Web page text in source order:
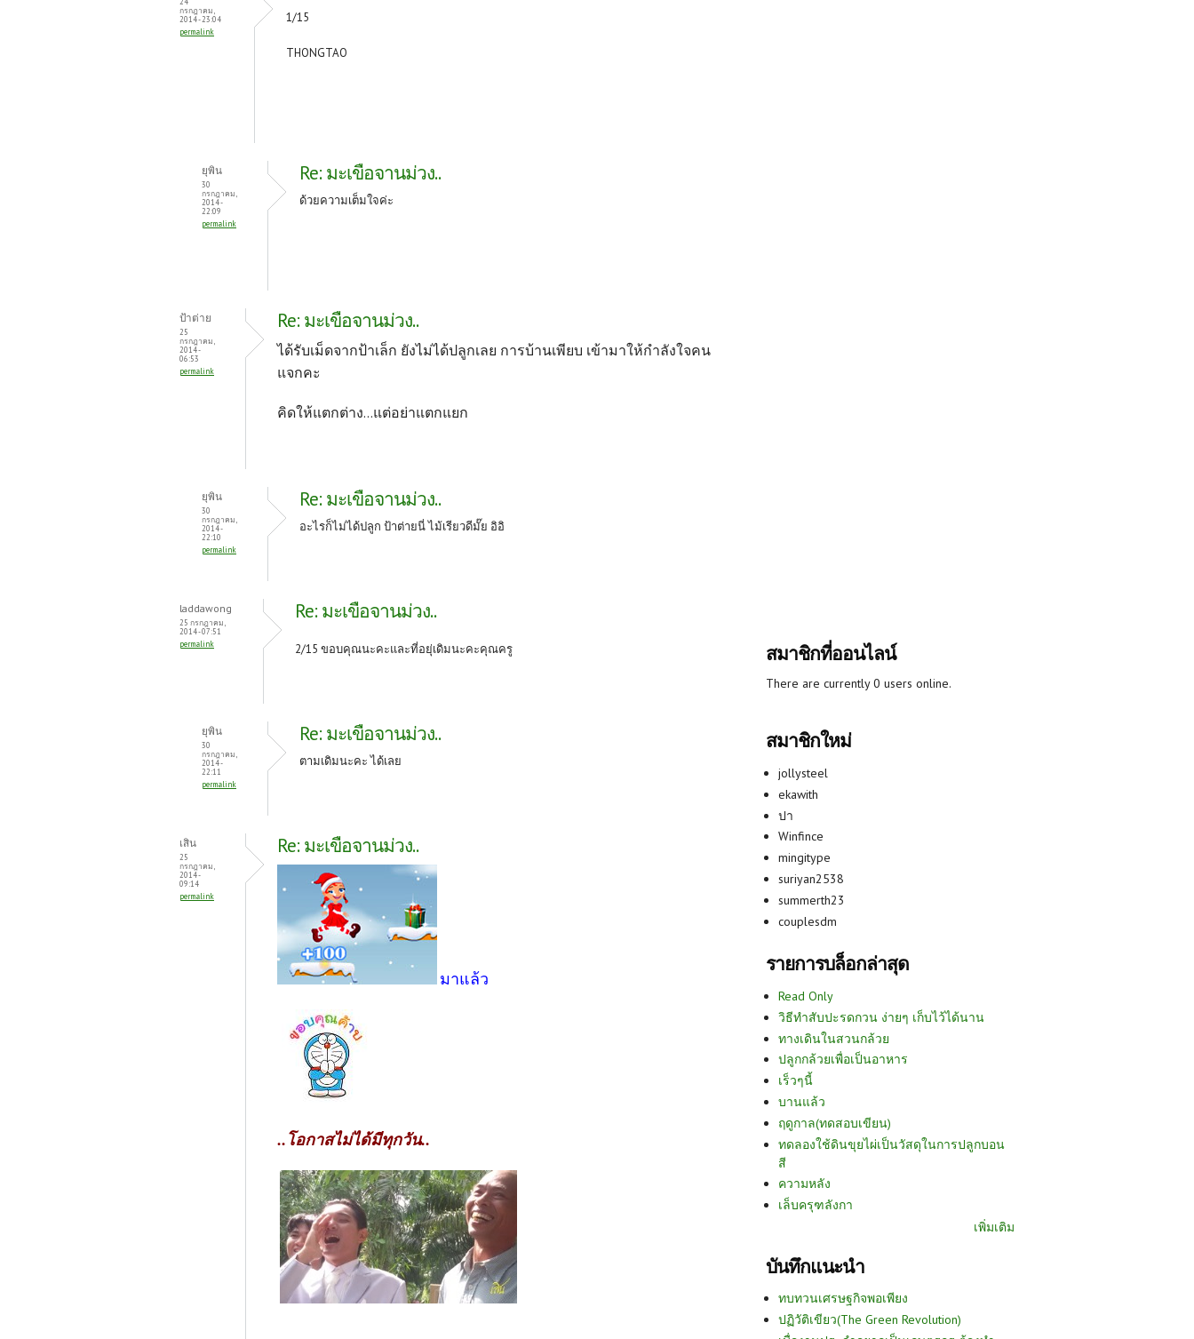
กรกฎาคม,
2014 - 23:04
permalink
1/15
THONGTAO
ยุพิน
30
กรกฎาคม,
2014 -
22:09
permalink
Re: มะเขือจานม่วง..
ด้วยความเต็มใจค่ะ
ป้าต่าย
25
กรกฎาคม,
2014 -
06:53
permalink
Re: มะเขือจานม่วง..
ได้รับเม็ดจากป้าเล็ก ยังไม่ได้ปลูกเลย การบ้านเพียบ เข้ามาให้กำลังใจคน
แจกคะ
คิดให้แตกต่าง...แต่อย่าแตกแยก
ยุพิน
30
กรกฎาคม,
2014 -
22:10
permalink
Re: มะเขือจานม่วง..
อะไรก็ไม่ได้ปลูก ป้าต่ายนี่ ไม้เรียวดีมั๊ย อิอิ
laddawong
25 กรกฎาคม,
2014 - 07:51
permalink
Re: มะเขือจานม่วง..
2/15 ขอบคุณนะคะและที่อยุ่เดิมนะคะคุณครู
ยุพิน
30
กรกฎาคม,
2014 -
22:11
permalink
Re: มะเขือจานม่วง..
ตามเดิมนะคะ ได้เลย
เสิน
25
กรกฎาคม,
2014 -
09:14
permalink
Re: มะเขือจานม่วง..
มาแล้ว
..โอกาสไม่ได้มีทุกวัน..
สมาชิกที่ออนไลน์
There are currently 0 users online.
สมาชิกใหม่
jollysteel
ekawith
ปา
Winfince
mingitype
suriyan2538
summerth23
couplesdm
รายการบล็อกล่าสุด
Read Only
วิธีทำสับปะรดกวน ง่ายๆ เก็บไว้ได้นาน
ทางเดินในสวนกล้วย
ปลูกกล้วยเพื่อเป็นอาหาร
เร็วๆนี้
บานแล้ว
ฤดูกาล(ทดสอบเขียน)
ทดลองใช้ดินขุยไผ่เป็นวัสดุในการปลูกบอน
สี
ความหลัง
เล็บครุฑลังกา
เพิ่มเติม
บันทึกแนะนำ
ทบทวนเศรษฐกิจพอเพียง
ปฏิวัติเขียว(The Green Revolution)